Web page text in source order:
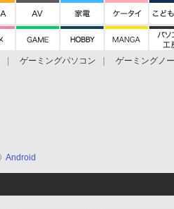
ゲーミングパソコン ゲーミングノ
Android